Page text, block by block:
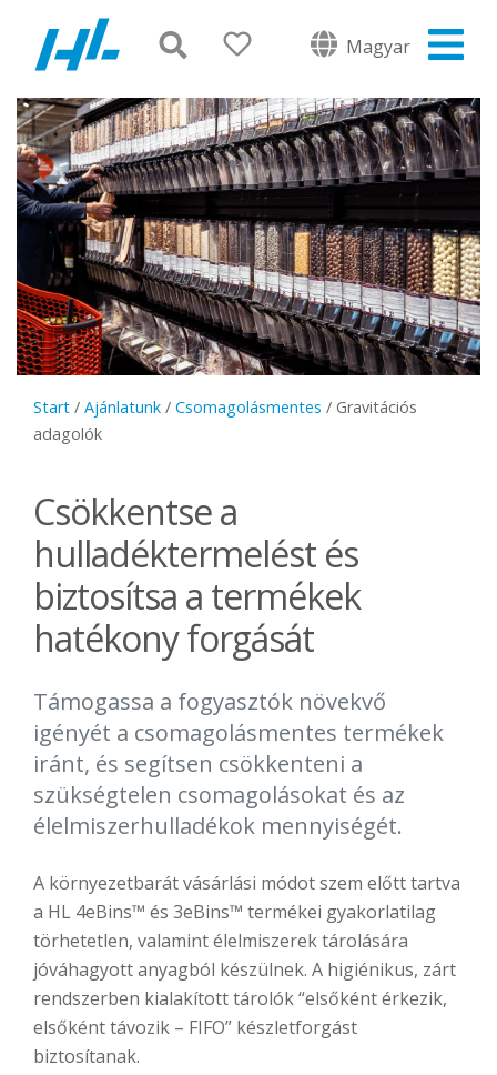
Magyar
Start / Ajánlatunk / Csomagolásmentes / Gravitációs
adagolók
Csökkentse a
hulladéktermelést és
biztosítsa a termékek
hatékony forgását
Támogassa a fogyasztók növekvő
igényét a csomagolásmentes termékek
iránt, és segítsen csökkenteni a
szükségtelen csomagolásokat és az
élelmiszerhulladékok mennyiségét.
A környezetbarát vásárlási módot szem előtt tartva
a HL 4eBins™ és 3eBins™ termékei gyakorlatilag
törhetetlen, valamint élelmiszerek tárolására
jóváhagyott anyagból készülnek. A higiénikus, zárt
rendszerben kialakított tárolók “elsőként érkezik,
elsőként távozik – FIFO” készletforgást
biztosítanak.